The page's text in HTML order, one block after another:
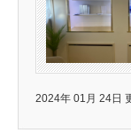
2024年 01月 24日